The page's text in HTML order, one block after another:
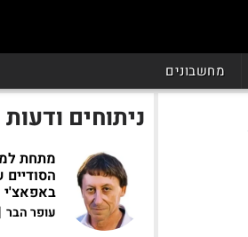
מחשבונים
ניתוחים ודעות
מתחת
באפאצ'י
עופר הבר |